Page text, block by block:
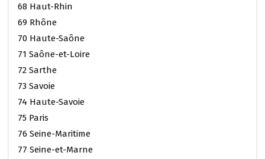
68 Haut-Rhin
69 Rhône
70 Haute-Saône
71 Saône-et-Loire
72 Sarthe
73 Savoie
74 Haute-Savoie
75 Paris
76 Seine-Maritime
77 Seine-et-Marne